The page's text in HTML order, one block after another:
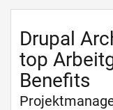
Drupal
top
Benefits